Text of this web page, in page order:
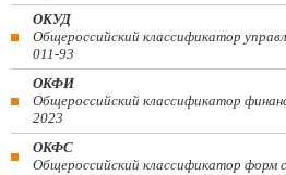
ОКУД
Общероссийский классификатор
011-93
ОКФИ
Общероссийский классификатор
2023
ОКФС
Общероссийский классификатор форм